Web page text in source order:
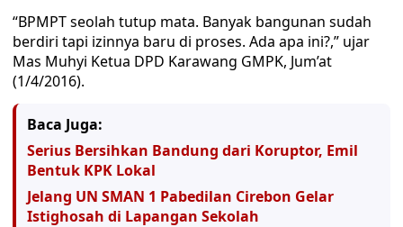
“BPMPT seolah tutup mata. Banyak bangunan sudah
berdiri tapi izinnya baru di proses. Ada apa ini?,” ujar
Mas Muhyi Ketua DPD Karawang GMPK, Jum’at
(1/4/2016).
Baca Juga:
Serius Bersihkan Bandung dari Koruptor, Emil
Bentuk KPK Lokal
Jelang UN SMAN 1 Pabedilan Cirebon Gelar
Istighosah di Lapangan Sekolah